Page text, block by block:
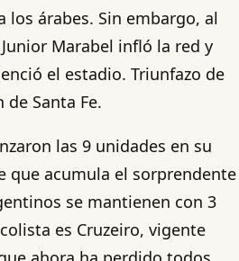
los árabes. Sin embargo, al
Marabel infló la red y
el estadio. Triunfazo de
Santa Fe.
las 9 unidades en su
que acumula el sorprendente
se mantienen con 3
es Cruzeiro, vigente